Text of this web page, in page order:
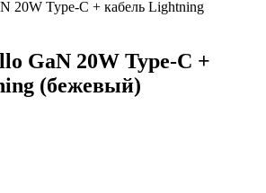
20W Type-C + кабель Lightning
GaN 20W Type-C +
(бежевый)